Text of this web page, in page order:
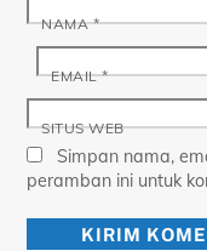
NAMA*
EMAIL*
SITUS WEB
Simpan nama,
peramban ini untuk